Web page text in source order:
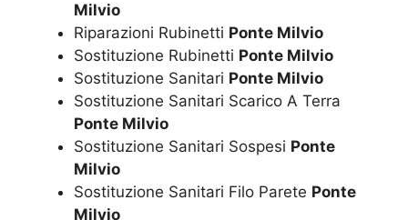
Milvio
Riparazioni Rubinetti Ponte Milvio
Sostituzione Rubinetti Ponte Milvio
Sostituzione Sanitari Ponte Milvio
Sostituzione Sanitari Scarico A Terra
Ponte Milvio
Sostituzione Sanitari Sospesi Ponte
Milvio
Sostituzione Sanitari Filo Parete Ponte
Milvio